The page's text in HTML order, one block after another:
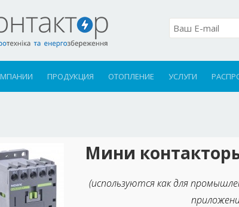
ПРОДУКЦИЯ ОТОПЛЕНИЕ УСЛУГИ
Мини
(используются как для